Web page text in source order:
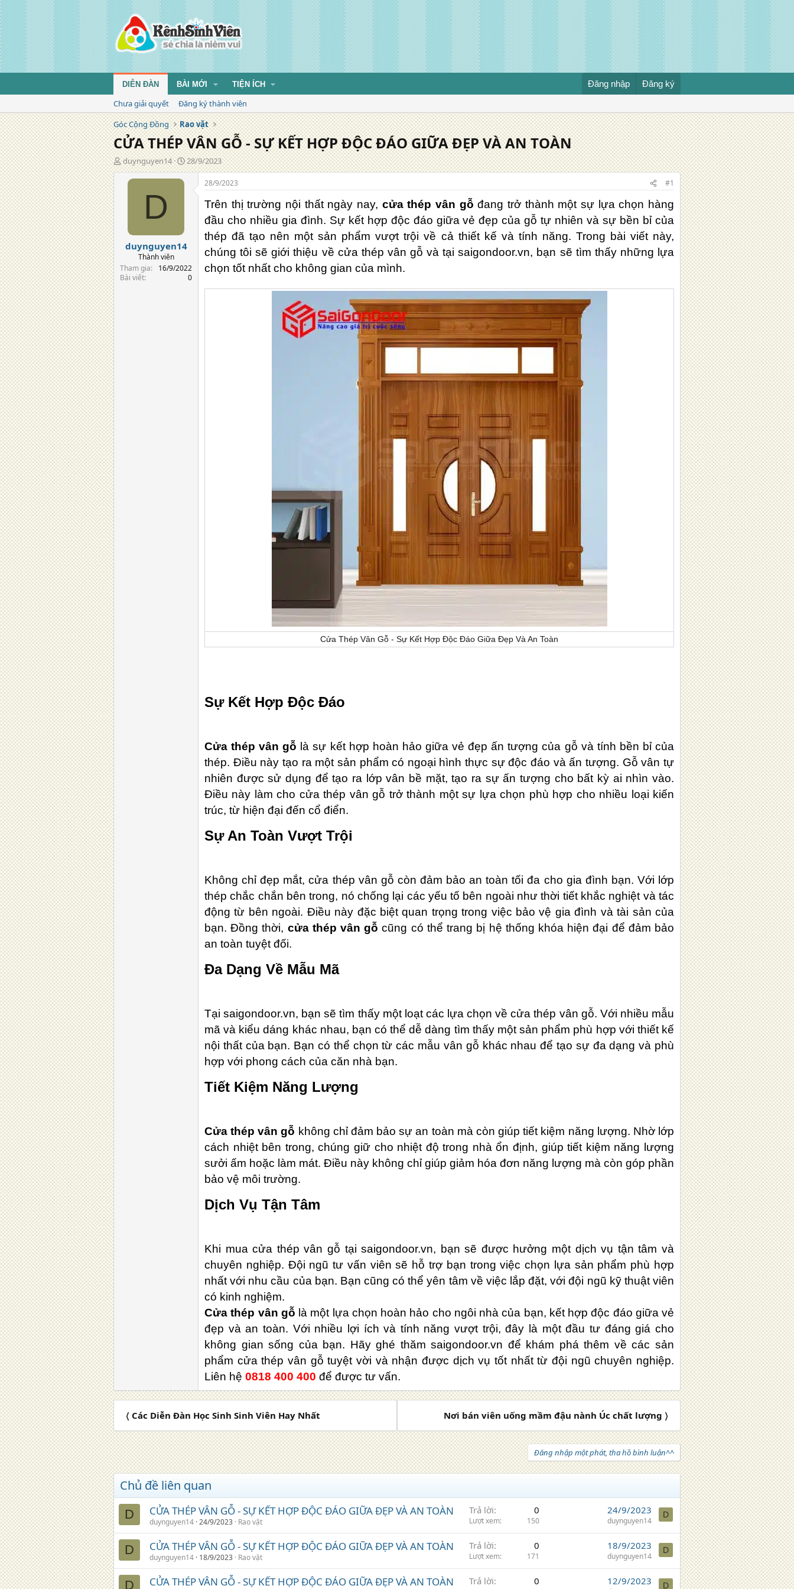
DIỄN ĐÀN BÀI MỚI TIỆN ÍCH Đăng nhập Đăng ký
Chưa giải quyết
Đăng ký thành viên
Góc Cộng Đồng
Rao vặt
CỬA THÉP VÂN GỖ - SỰ KẾT HỢP ĐỘC ĐÁO GIỮA ĐẸP VÀ AN TOÀN
T
á
duynguyen14
N
g
28/9/2023
D
duynguyen14
Thành viên
Tham gia
16/9/2022
Bài viết
0
28/9/2023 #1
Trên thị trường nội thất ngày nay, cửa thép vân gỗ đang trở thành một sự lựa chọn hàng
đầu cho nhiều gia đình. Sự kết hợp độc đáo giữa vẻ đẹp của gỗ tự nhiên và sự bền bỉ của
thép đã tạo nên một sản phẩm vượt trội về cả thiết kế và tính năng. Trong bài viết này,
chúng tôi sẽ giới thiệu về cửa thép vân gỗ và tại saigondoor.vn, bạn sẽ tìm thấy những lựa
chọn tốt nhất cho không gian của mình.
Cửa Thép Vân Gỗ - Sự Kết Hợp Độc Đáo Giữa Đẹp Và An Toàn​
Sự Kết Hợp Độc Đáo
Cửa thép vân gỗ là sự kết hợp hoàn hảo giữa vẻ đẹp ấn tượng của gỗ và tính bền bỉ của
thép. Điều này tạo ra một sản phẩm có ngoại hình thực sự độc đáo và ấn tượng. Gỗ vân tự
nhiên được sử dụng để tạo ra lớp vân bề mặt, tạo ra sự ấn tượng cho bất kỳ ai nhìn vào.
Điều này làm cho cửa thép vân gỗ trở thành một sự lựa chọn phù hợp cho nhiều loại kiến
trúc, từ hiện đại đến cổ điển.
Sự An Toàn Vượt Trội
Không chỉ đẹp mắt, cửa thép vân gỗ còn đảm bảo an toàn tối đa cho gia đình bạn. Với lớp
thép chắc chắn bên trong, nó chống lại các yếu tố bên ngoài như thời tiết khắc nghiệt và tác
động từ bên ngoài. Điều này đặc biệt quan trọng trong việc bảo vệ gia đình và tài sản của
bạn. Đồng thời, cửa thép vân gỗ cũng có thể trang bị hệ thống khóa hiện đại để đảm bảo
an toàn tuyệt đối.
Đa Dạng Về Mẫu Mã
Tại saigondoor.vn, bạn sẽ tìm thấy một loạt các lựa chọn về cửa thép vân gỗ. Với nhiều mẫu
mã và kiểu dáng khác nhau, bạn có thể dễ dàng tìm thấy một sản phẩm phù hợp với thiết kế
nội thất của bạn. Bạn có thể chọn từ các mẫu vân gỗ khác nhau để tạo sự đa dạng và phù
hợp với phong cách của căn nhà bạn.
Tiết Kiệm Năng Lượng
Cửa thép vân gỗ không chỉ đảm bảo sự an toàn mà còn giúp tiết kiệm năng lượng. Nhờ lớp
cách nhiệt bên trong, chúng giữ cho nhiệt độ trong nhà ổn định, giúp tiết kiệm năng lượng
sưởi ấm hoặc làm mát. Điều này không chỉ giúp giảm hóa đơn năng lượng mà còn góp phần
bảo vệ môi trường.
Dịch Vụ Tận Tâm
Khi mua cửa thép vân gỗ tại saigondoor.vn, bạn sẽ được hưởng một dịch vụ tận tâm và
chuyên nghiệp. Đội ngũ tư vấn viên sẽ hỗ trợ bạn trong việc chọn lựa sản phẩm phù hợp
nhất với nhu cầu của bạn. Bạn cũng có thể yên tâm về việc lắp đặt, với đội ngũ kỹ thuật viên
có kinh nghiệm.
Cửa thép vân gỗ là một lựa chọn hoàn hảo cho ngôi nhà của bạn, kết hợp độc đáo giữa vẻ
đẹp và an toàn. Với nhiều lợi ích và tính năng vượt trội, đây là một đầu tư đáng giá cho
không gian sống của bạn. Hãy ghé thăm saigondoor.vn để khám phá thêm về các sản
phẩm cửa thép vân gỗ tuyệt vời và nhận được dịch vụ tốt nhất từ đội ngũ chuyên nghiệp.
Liên hệ 0818 400 400 để được tư vấn.
〈 Các Diễn Đàn Học Sinh Sinh Viên Hay Nhất Nơi bán viên uống mầm đậu nành Úc chất lượng 〉
Đăng nhập một phát, tha hồ bình luận^^
Chủ đề liên quan
D CỬA THÉP VÂN GỖ - SỰ KẾT HỢP ĐỘC ĐÁO GIỮA ĐẸP VÀ AN TOÀN
duynguyen14 24/9/2023 Rao vặt
Trả lời 0
Lượt xem 150
24/9/2023
duynguyen14
D
D CỬA THÉP VÂN GỖ - SỰ KẾT HỢP ĐỘC ĐÁO GIỮA ĐẸP VÀ AN TOÀN
duynguyen14 18/9/2023 Rao vặt
Trả lời 0
Lượt xem 171
18/9/2023
duynguyen14
D
D CỬA THÉP VÂN GỖ - SỰ KẾT HỢP ĐỘC ĐÁO GIỮA ĐẸP VÀ AN TOÀN Trả lời 0 12/9/2023 D